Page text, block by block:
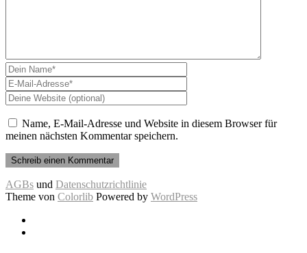
Name, E-Mail-Adresse und Website in diesem Browser für
meinen nächsten Kommentar speichern.
AGBs und Datenschutzrichtlinie
Theme von Colorlib Powered by WordPress